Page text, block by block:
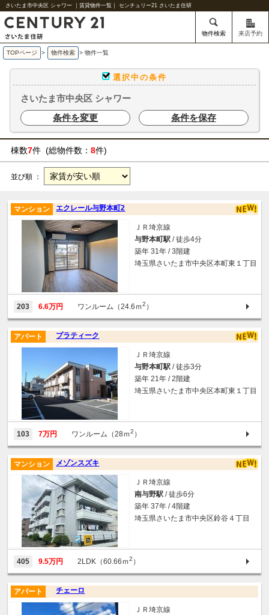
さいたま市中央区 シャワー ｜賃貸物件一覧｜ センチュリー21 さいたま住研
物件検索 来店予約
TOPページ > 物件検索 > 物件一覧
選択中の条件
さいたま市中央区 シャワー
条件を変更
条件を保存
棟数7件 (総物件数： 8件)
並び順 ：
エクレール与野本町2
マンション
ＪＲ埼京線
与野本町駅 / 徒歩4分
築年 31年 / 3階建
埼玉県さいたま市中央区本町東１丁目
203 6.6万円 ワンルーム（24.6ｍ2 ）
プラティーク
アパート
ＪＲ埼京線
与野本町駅 / 徒歩3分
築年 21年 / 2階建
埼玉県さいたま市中央区本町東１丁目
103 7万円 ワンルーム（28ｍ2 ）
メゾンスズキ
マンション
ＪＲ埼京線
南与野駅 / 徒歩6分
築年 37年 / 4階建
埼玉県さいたま市中央区鈴谷４丁目
405 9.5万円 2LDK（60.66ｍ2 ）
チェーロ
アパート
ＪＲ埼京線